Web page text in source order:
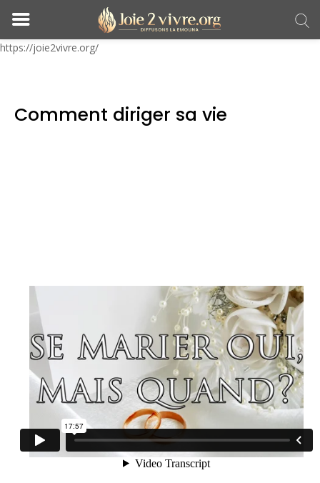
https://joie2vivre.org/
Comment diriger sa vie